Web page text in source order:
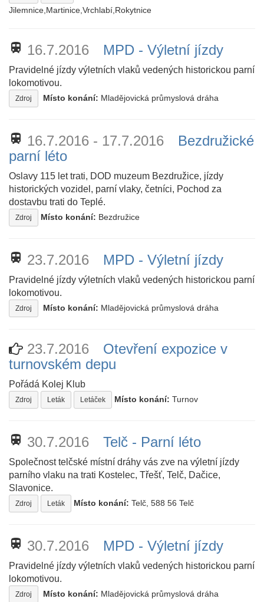
Jilemnice,Martinice,Vrchlabí,Rokytnice
train 16.7.2016 MPD - Výletní jízdy
Pravidelné jízdy výletních vlaků vedených historickou parní
lokomotivou.
Zdroj Místo konání: Mladějovická průmyslová dráha
train 16.7.2016 - 17.7.2016
Bezdružické
parní léto
Oslavy 115 let trati, DOD muzeum Bezdružice, jízdy
historických vozidel, parní vlaky, četníci, Pochod za
dostavbu trati do Teplé.
Zdroj Místo konání: Bezdružice
train 23.7.2016 MPD - Výletní jízdy
Pravidelné jízdy výletních vlaků vedených historickou parní
lokomotivou.
Zdroj Místo konání: Mladějovická průmyslová dráha
23.7.2016
Otevření expozice v
turnovském depu
Pořádá Kolej Klub
Zdroj Leták Letáček Místo konání: Turnov
train 30.7.2016 Telč - Parní léto
Společnost telčské místní dráhy vás zve na výletní jízdy
parního vlaku na trati Kostelec, Třešť, Telč, Dačice,
Slavonice.
Zdroj Leták Místo konání: Telč, 588 56 Telč
train 30.7.2016 MPD - Výletní jízdy
Pravidelné jízdy výletních vlaků vedených historickou parní
lokomotivou.
Zdroj Místo konání: Mladějovická průmyslová dráha